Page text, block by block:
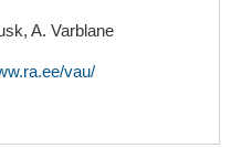
A. Varblane
vau/